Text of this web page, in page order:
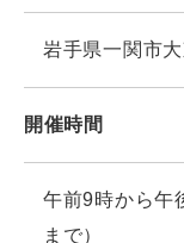
岩手県一関市
開催時間
午前9時から午
まで）